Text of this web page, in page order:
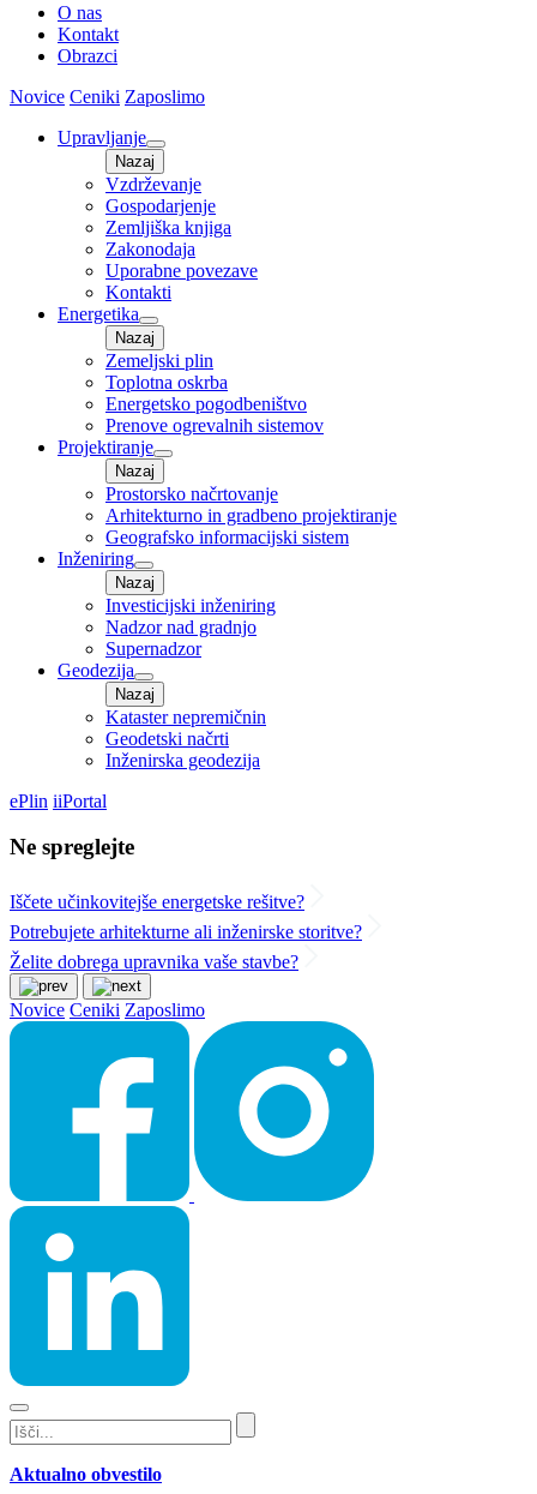
O nas
Kontakt
Obrazci
Novice Ceniki Zaposlimo
Upravljanje
Nazaj
Vzdrževanje
Gospodarjenje
Zemljiška knjiga
Zakonodaja
Uporabne povezave
Kontakti
Energetika
Nazaj
Zemeljski plin
Toplotna oskrba
Energetsko pogodbeništvo
Prenove ogrevalnih sistemov
Projektiranje
Nazaj
Prostorsko načrtovanje
Arhitekturno in gradbeno projektiranje
Geografsko informacijski sistem
Inženiring
Nazaj
Investicijski inženiring
Nadzor nad gradnjo
Supernadzor
Geodezija
Nazaj
Kataster nepremičnin
Geodetski načrti
Inženirska geodezija
ePlin iiPortal
Ne spreglejte
Iščete učinkovitejše energetske rešitve?
Potrebujete arhitekturne ali inženirske storitve?
Želite dobrega upravnika vaše stavbe?
Novice Ceniki Zaposlimo
Aktualno obvestilo